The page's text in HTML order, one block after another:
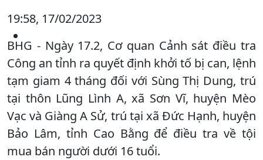
19:58, 17/02/2023
BHG - Ngày 17.2, Cơ quan Cảnh sát điều tra
Công an tỉnh ra quyết định khởi tố bị can, lệnh
tạm giam 4 tháng đối với Sùng Thị Dung, trú
tại thôn Lũng Lình A, xã Sơn Vĩ, huyện Mèo
Vạc và Giàng A Sử, trú tại xã Đức Hạnh, huyện
Bảo Lâm, tỉnh Cao Bằng để điều tra về tội
mua bán người dưới 16 tuổi.